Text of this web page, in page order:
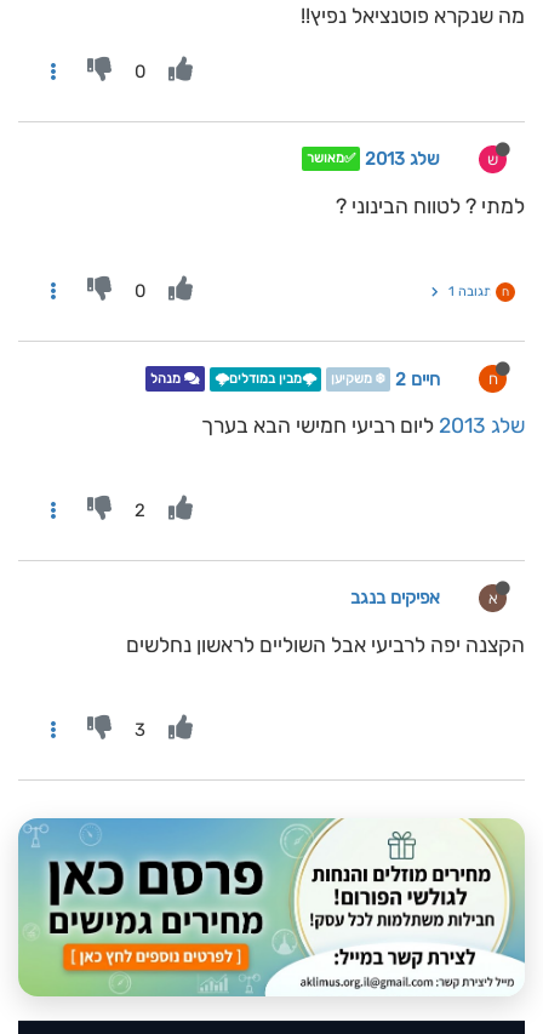
מה שנקרא פוטנציאל נפיץ!!
0
ש שלג 2013 ✅מאושר
למתי ? לטווח הבינוני ?
ח תגובה 1 0
ח חיים 2 ❄️ משקיען 🌩️מבין במודלים🌩️ מנהל
שלג 2013 ליום רביעי חמישי הבא בערך
2
א אפיקים בנגב
הקצנה יפה לרביעי אבל השוליים לראשון נחלשים
3